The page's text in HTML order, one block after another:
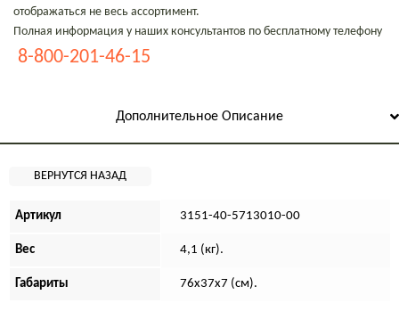
отображаться не весь ассортимент.
Полная информация у наших консультантов по бесплатному телефону
8-800-201-46-15
Дополнительное Описание
Артикул 3151-40-5713010-00
Вес 4,1 (кг).
Габариты 76х37х7 (см).